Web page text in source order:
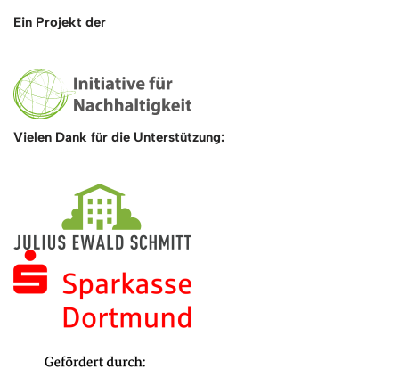
Ein Projekt der
Vielen Dank für die Unterstützung: